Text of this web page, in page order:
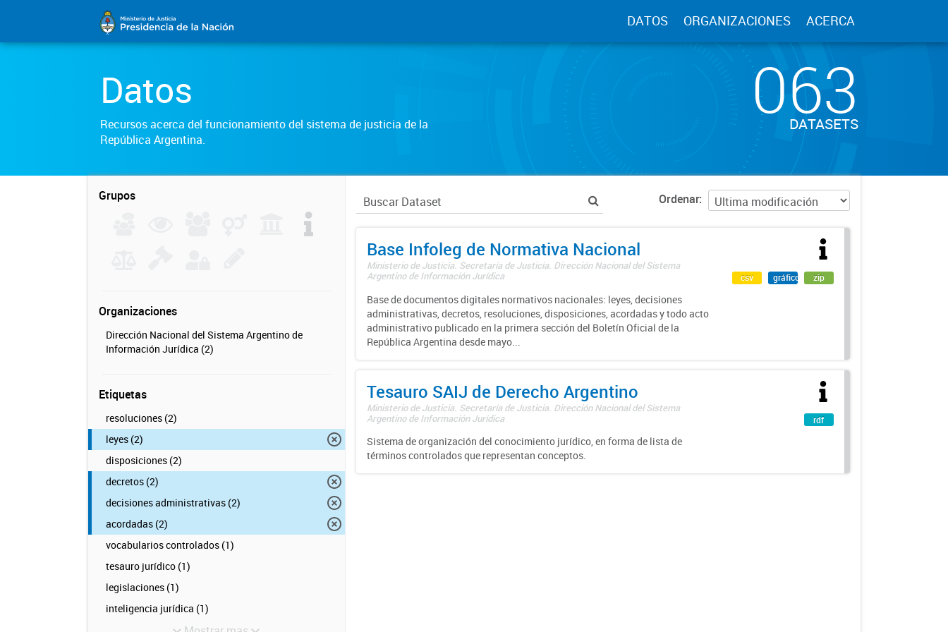
DATOS ORGANIZACIONES ACERCA
Datos
Recursos acerca del funcionamiento del sistema de justicia de la
República Argentina.
063
DATASETS
Grupos
Organizaciones
Dirección Nacional del Sistema Argentino de
Información Jurídica (2)
Etiquetas
resoluciones (2)
leyes (2)
disposiciones (2)
decretos (2)
decisiones administrativas (2)
acordadas (2)
vocabularios controlados (1)
tesauro jurídico (1)
legislaciones (1)
inteligencia jurídica (1)
Ordenar
Base Infoleg de Normativa Nacional
Ministerio de Justicia. Secretaría de Justicia. Dirección Nacional del Sistema
Argentino de Información Jurídica
Base de documentos digitales normativos nacionales: leyes, decisiones
administrativas, decretos, resoluciones, disposiciones, acordadas y todo acto
administrativo publicado en la primera sección del Boletín Oficial de la
República Argentina desde mayo...
csv gráfico zip
Tesauro SAIJ de Derecho Argentino
Ministerio de Justicia. Secretaría de Justicia. Dirección Nacional del Sistema
Argentino de Información Jurídica
Sistema de organización del conocimiento jurídico, en forma de lista de
términos controlados que representan conceptos.
rdf